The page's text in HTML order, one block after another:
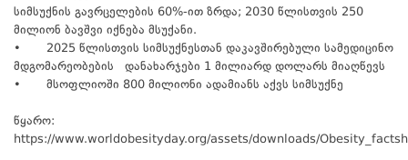
სიმსუქნის გავრცელების 60%-ით ზრდა; 2030 წლისთვის 250
მილიონ ბავშვი იქნება მსუქანი.
• 2025 წლისთვის სიმსუქნესთან დაკავშირებული სამედიცინო
მდგომარეობების დანახარჯები 1 მილიარდ დოლარს მიაღწევს
• მსოფლიოში 800 მილიონი ადამიანს აქვს სიმსუქნე
წყარო:
https://www.worldobesityday.org/assets/downloads/